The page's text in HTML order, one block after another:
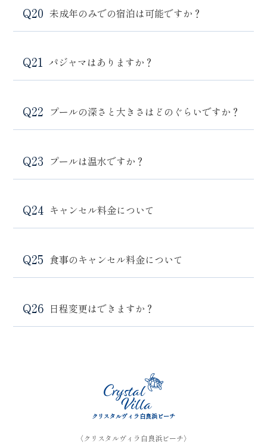
未成年のみでの宿泊は可能ですか？
パジャマはありますか？
プールの深さと大きさはどのぐらいですか？
プールは温水ですか？
キャンセル料金について
食事のキャンセル料金について
日程変更はできますか？
クリスタルヴィラ白良浜ビーチ
〈クリスタルヴィラ白良浜ビーチ〉